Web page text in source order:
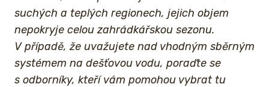
suchých a teplých regionech, jejich objem
nepokryje celou zahrádkářskou sezonu.
V případě, že uvažujete nad vhodným sběrným
systémem na dešťovou vodu, poraďte se
s odborníky, kteří vám pomohou vybrat tu